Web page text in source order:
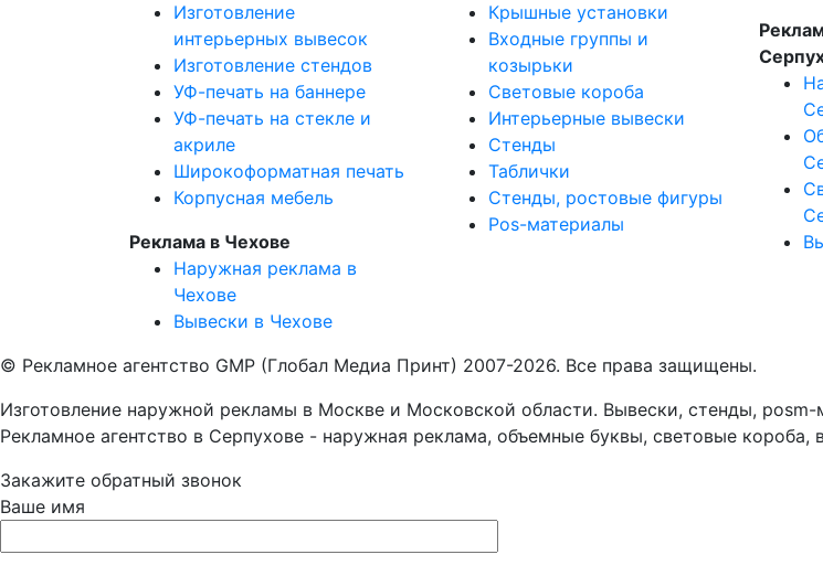
Изготовление
интерьерных вывесок
Изготовление стендов
УФ-печать на баннере
УФ-печать на стекле и
акриле
Широкоформатная печать
Корпусная мебель
Реклама в Чехове
Наружная реклама в
Чехове
Вывески в Чехове
Крышные установки
Входные группы и
козырьки
Световые короба
Интерьерные вывески
Стенды
Таблички
Стенды, ростовые фигуры
Pos-материалы
© Рекламное агентство GMP (Глобал Медиа Принт) 2007-2026. Все права защищены.
Изготовление наружной рекламы в Москве и Московской области. Вывески, стенды,
Рекламное агентство в Серпухове - наружная реклама, объемные буквы, световые короба,
Закажите обратный звонок
Ваше имя